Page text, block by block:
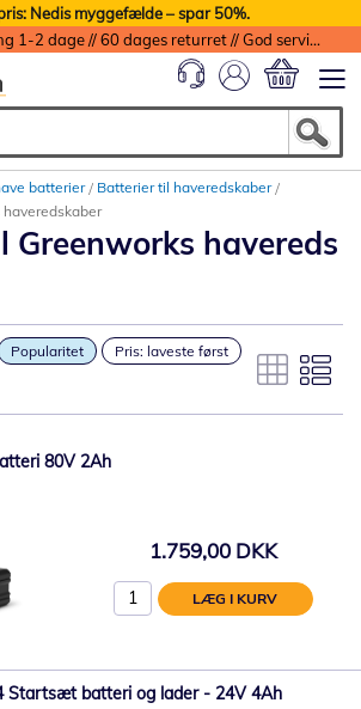
Nedis myggefælde – spar 50%.
Billig fragt // Levering 1-2 dage // 60 dages returret // God service med garanti
batterier
Batterier til haveredskaber
Greenworks havereds
Popularitet
Pris: laveste først
80V 2Ah
1.759,00 DKK
LÆG I KURV
Startsæt batteri og lader - 24V 4Ah